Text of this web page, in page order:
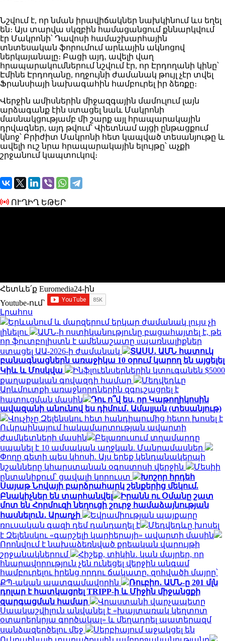
Նշվում է, որ նման իրավիճակներ նախկինում ևս եղել
են։ Այս տարվա սկզբին համացանցում քննարկվում
էր Մակրոնի՝ Դավոսի համաշխարհային
տնտեսական ֆորումում արևային ակնոցով
ներկայանալը։ Բացի այդ, ավելի վաղ
հրապարակումներում նշվում էր, որ Էրդողանի կինը՝
Էմինե Էրդողանը, ողջույնի ժամանակ թույլ չէր տվել
Ֆրանսիայի նախագահին համբուրել իր ձեռքը։
Վերջին ամիսներին միջազգային մամուլում լայն
արձագանք էին ստացել նաև Մակրոնի
մասնակցությամբ մի շարք այլ հրապարակային
դրվագներ, այդ թվում՝ Վիետնամ այցի ընթացքում
կնոջ՝ Բրիժիտ Մակրոնի հետ կապված տեսանյութը և
ավելի ուշ նրա հրապարակային ելույթը՝ աչքի
շրջանում կապտուկով։
ՈՒՂԻՂ ԵԹԵՐ
Հետևե՛ք Euromedia24-ին
Youtube-ում`
Լրահոս
Երևանում և մարզերում երկար ժամանակ լույս չի
լինելու
ԱՄՆ-ի ոստիկանությունը բացահայտել է, թե
որ ֆուտբոլիստն է ամենաշատը uպառնալիքներ
ստացել ԱԱ-2026-ի ժամանակ
ՏԱՍՍ․ ԱՄՆ հատուկ
բանագնացներն առաջիկա 10 օրում կարող են այցելել
Կիև և Մոսկվա
Ինֆլուենսերներին կտուգանեն $5000
քաղաքական գովազդի համար
Մեդվեդևը
Արևմուտքի առաջնորդներին զգուշացրել է
հատուցման մասին
Դու ո՞վ ես, որ Կաթողիկոսին
ավազանի անունով ես դիմում․ Ամալյան (տեսանյութ)
Վուչիչը Զելենսկու հետ հանդիպումից հետո խոսել է
Ուկրաինայում հակամարտության ավարտի
ժամկետների մասին
Բելառուսում տղամարդը
սպանել է 10 ամսական աղջկան. Մանրամասներ
Փողը գետի պես կհոսի. Այս երեք կենդանակերպի
նշանները կհարստանան օգոստոսի վերջին
Մեսիի
ընտանիքում՝ ցավալի կորուստ
Խոշոր հրդեհ
Սայաթ Նովայի բարձրահարկ շենքերից մեկում.
Բնակիչներ են տարհանվել
Իրանն ու Օմանը շատ
մոտ են Հորմուզի նեղուցի շուրջ համաձայնության
հասնելուն․ Արաղչի
Եվրամիության պայքարը
ռուսական գազի դեմ դանդաղել է
Մեդվեդևը խոսել
է Զելենսկու «գարշելի կարիերայի» ավարտի մասին
Որոնվում է նախաձեռնված քրեական վարույթի
շրջանակներում
Հիշեք, տիկին․ կան մայրեր, որ
հնարավորություն չեն ունեցել վերջին անգամ
համբուրելու իրենց որդու ճակատը. զոհվածի մայրը՝
ՔՊ-ական պատգամավորին
Ռուբիո․ ԱՄՆ-ը 201 մլն
դոլար է հատկացրել TRIPP-ի և Միջին միջանցքի
զարգացման համար
Վրաստանի վարչապետը
Սաակաշվիլուն անվանել է «խայտառակ կեղտոտ
օտարերկրյա գործակալ» և մեղադրել պատերազմ
սանձազերծելու մեջ
Սերբիայում աջակցել են